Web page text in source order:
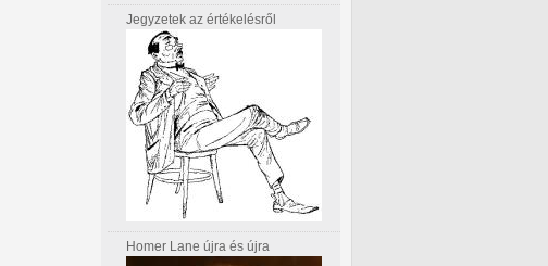
Jegyzetek az értékelésről
Homer Lane újra és újra